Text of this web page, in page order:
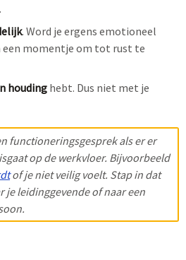
. Word je ergens emotioneel
een momentje om tot rust te
houding hebt. Dus niet met je
functioneringsgesprek als er er
op de werkvloer. Bijvoorbeeld
of je niet veilig voelt. Stap in dat
je leidinggevende of naar een